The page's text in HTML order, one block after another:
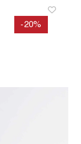
-20%